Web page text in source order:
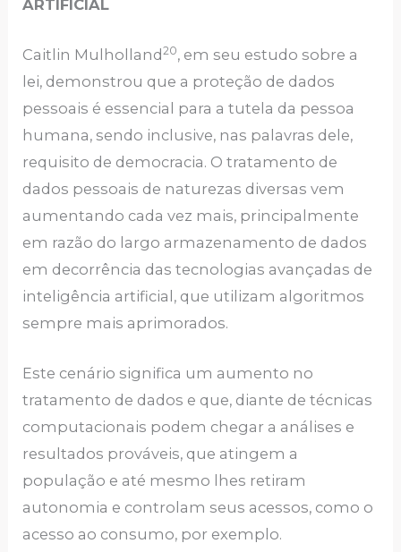
ARTIFICIAL
Caitlin Mulholland20, em seu estudo sobre a
lei, demonstrou que a proteção de dados
pessoais é essencial para a tutela da pessoa
humana, sendo inclusive, nas palavras dele,
requisito de democracia. O tratamento de
dados pessoais de naturezas diversas vem
aumentando cada vez mais, principalmente
em razão do largo armazenamento de dados
em decorrência das tecnologias avançadas de
inteligência artificial, que utilizam algoritmos
sempre mais aprimorados.
Este cenário significa um aumento no
tratamento de dados e que, diante de técnicas
computacionais podem chegar a análises e
resultados prováveis, que atingem a
população e até mesmo lhes retiram
autonomia e controlam seus acessos, como o
acesso ao consumo, por exemplo.